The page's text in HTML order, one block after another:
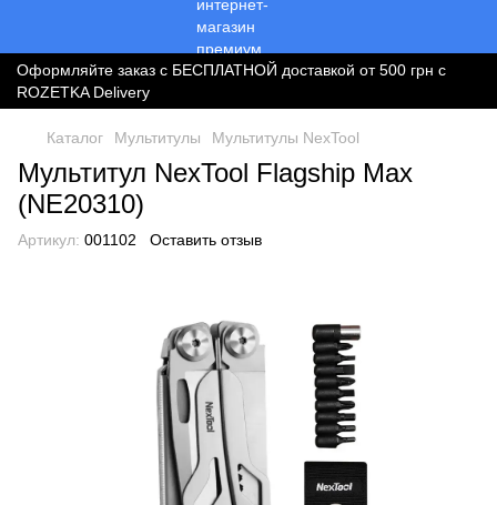
Оформляйте заказ с БЕСПЛАТНОЙ доставкой от 500 грн с
ROZETKA Delivery
Каталог Мультитулы Мультитулы NexTool
Мультитул NexTool Flagship Max
(NE20310)
Артикул: 001102 Оставить отзыв